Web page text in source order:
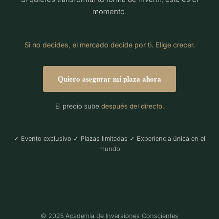
momento.
Si no decides, el mercado decide por ti. Elige crecer.
Quiero asegurar mi plaza ahora
El precio sube después del directo.
✓ Evento exclusivo ✓ Plazas limitadas ✓ Experiencia única en el
mundo
© 2025 Academia de Inversiones Conscientes